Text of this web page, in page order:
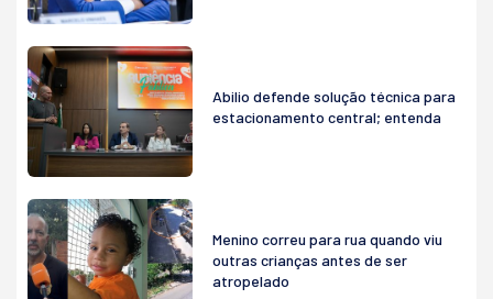
Abilio defende solução técnica para
estacionamento central; entenda
Menino correu para rua quando viu
outras crianças antes de ser
atropelado